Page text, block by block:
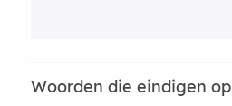
Woorden die eindigen op